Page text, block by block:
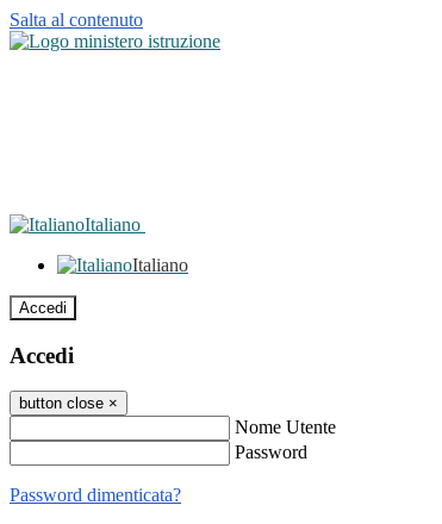
Salta al contenuto
Italiano
Italiano
Accedi
Accedi
button close ×
Nome Utente
Password
Password dimenticata?